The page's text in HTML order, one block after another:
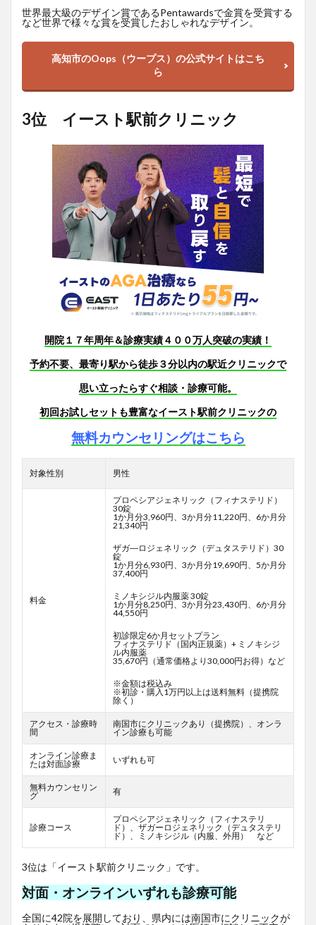
世界最大級のデザイン賞であるPentawardsで金賞を受賞する
など世界で様々な賞を受賞したおしゃれなデザイン。
高知市のOops（ウープス）の公式サイトはこち
ら
3位 イースト駅前クリニック
開院１７年周年＆診療実績４００万人突破の実績！
予約不要、最寄り駅から徒歩３分以内の駅近クリニックで
思い立ったらすぐ相談・診療可能。
初回お試しセットも豊富なイースト駅前クリニックの
無料カウンセリングはこちら
対象性別 男性
料金
プロペシアジェネリック（フィナステリド）
30錠
1か月分3,960円、3か月分11,220円、6か月分
21,340円
ザガ―ロジェネリック（デュタステリド）30
錠
1か月分6,930円、3か月分19,690円、5か月分
37,400円
ミノキシジル内服薬 30錠
1か月分8,250円、3か月分23,430円、6か月分
44,550円
初診限定6か月セットプラン
フィナステリド（国内正規薬）+ ミノキシジ
ル内服薬
35,670円（通常価格より30,000円お得）など
※金額は税込み
※初診・購入1万円以上は送料無料（提携院
除く）
アクセス・診療時
間
南国市にクリニックあり（提携院）、オンラ
イン診療も可能
オンライン診療ま
たは対面診療
いずれも可
無料カウンセリン
グ
有
診療コース
プロペシアジェネリック（フィナステリ
ド）、ザガーロジェネリック（デュタステリ
ド）、ミノキシジル（内服、外用） など
3位は「イースト駅前クリニック」です。
対面・オンラインいずれも診療可能
全国に42院を展開しており、県内には南国市にクリニックが